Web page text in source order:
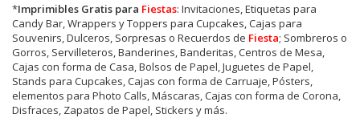
*Imprimibles Gratis para Fiestas: Invitaciones, Etiquetas para
Candy Bar, Wrappers y Toppers para Cupcakes, Cajas para
Souvenirs, Dulceros, Sorpresas o Recuerdos de Fiesta; Sombreros o
Gorros, Servilleteros, Banderines, Banderitas, Centros de Mesa,
Cajas con forma de Casa, Bolsos de Papel, Juguetes de Papel,
Stands para Cupcakes, Cajas con forma de Carruaje, Pósters,
elementos para Photo Calls, Máscaras, Cajas con forma de Corona,
Disfraces, Zapatos de Papel, Stickers y más.